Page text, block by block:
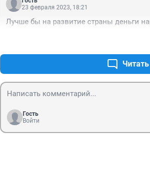
к ****,
делаем коммунистов,
Европе!
23 февраля 2023, 18:21
Лучше бы на развитие страны деньги
Гость
Войти